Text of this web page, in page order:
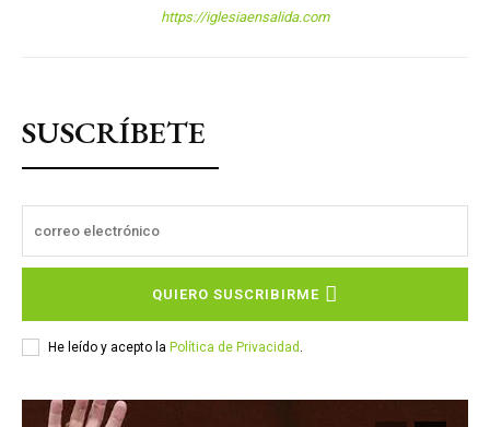
https://iglesiaensalida.com
SUSCRÍBETE
QUIERO SUSCRIBIRME
He leído y acepto la Política de Privacidad